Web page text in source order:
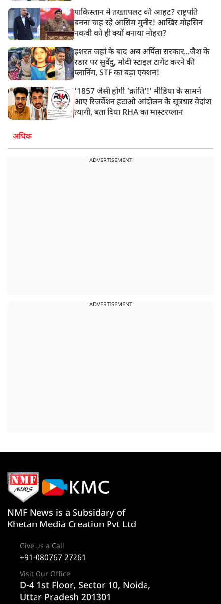
पाकिस्तान में तख्तापलट की आहट? राष्ट्रपति
बनना चाह रहे आसिम मुनीर! आखिर मोहसिन
नकवी को ही क्यों बनाया मोहरा?
इशरत जहां के बाद अब अर्पिता सरकार...जैश के
रडार पर सुवेंदु, मोदी स्टाइल टार्गेट करने की
प्लानिंग, STF का बड़ा एक्शन!
'1857 जैसी होगी 'क्रांति'!' मीडिया के सामने
आए रिजर्वेशन हटाओ आंदोलन के सूत्रधार वेदांश
त्यागी, बता दिया RHA का मास्टरप्लान
अधिक
ADVERTISEMENT
ADVERTISEMENT
NMF News is a Subsidary of
Khetan Media Creation Pvt Ltd
Give us a Call
+91-080767 27261
Visit Our Office
D-4 1st Floor, Sector 10, Noida,
Uttar Pradesh 201301